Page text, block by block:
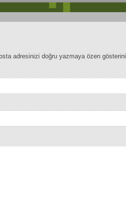
adresinizi doğru yazmaya özen